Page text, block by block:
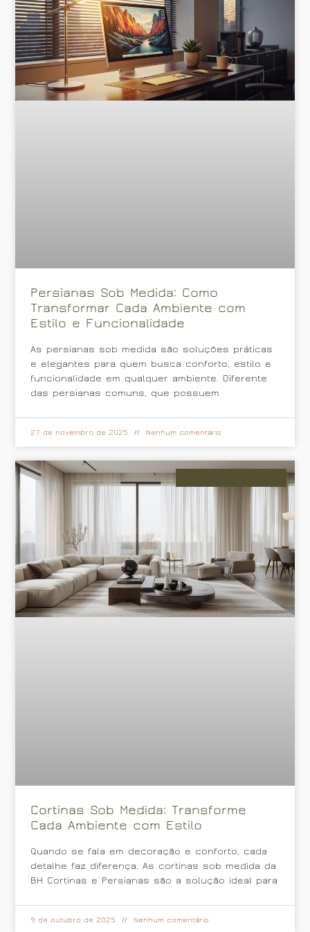
Persianas Sob Medida: Como
Transformar Cada Ambiente com
Estilo e Funcionalidade
As persianas sob medida são soluções práticas
e elegantes para quem busca conforto, estilo e
funcionalidade em qualquer ambiente. Diferente
das persianas comuns, que possuem
27 de novembro de 2025 Nenhum comentário
Cortinas Sob Medida: Transforme
Cada Ambiente com Estilo
Quando se fala em decoração e conforto, cada
detalhe faz diferença. As cortinas sob medida da
BH Cortinas e Persianas são a solução ideal para
9 de outubro de 2025 Nenhum comentário